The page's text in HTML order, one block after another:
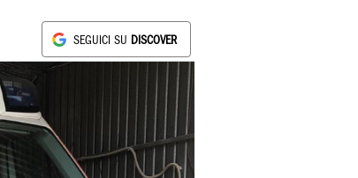
SEGUICI SU DISCOVER